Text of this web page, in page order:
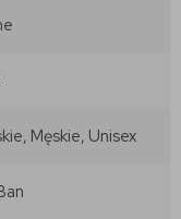
Męskie, Unisex